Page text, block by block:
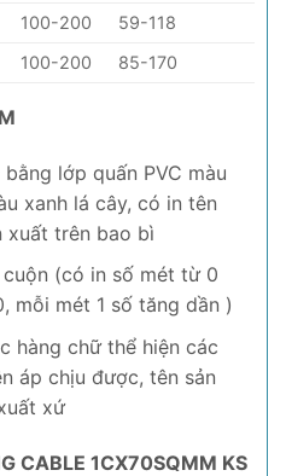
100-200
59-118
100-200 85-170
lớp quấn PVC màu
xanh lá cây, có in tên
xuất trên bao bì
(có in số mét từ 0
mỗi mét 1 số tăng dần )
hàng chữ thể hiện các
áp chịu được, tên sản
xứ
CABLE 1CX70SQMM KS